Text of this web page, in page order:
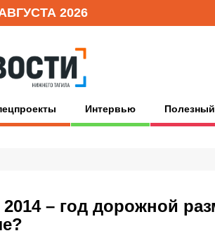
2026
Интервью
– год дорожной